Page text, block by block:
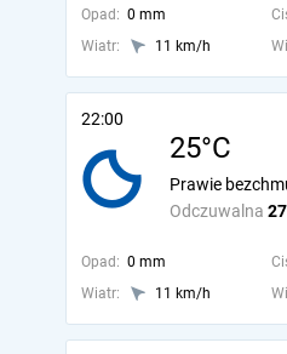
Opad: 0 mm
Wiatr:
11 km/h
22:00
25°C
Odczuwalna
Prawie
Opad: 0 mm
Wiatr:
11 km/h